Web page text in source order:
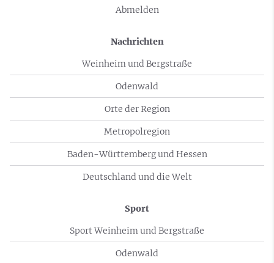
Abmelden
Nachrichten
Weinheim und Bergstraße
Odenwald
Orte der Region
Metropolregion
Baden-Württemberg und Hessen
Deutschland und die Welt
Sport
Sport Weinheim und Bergstraße
Odenwald